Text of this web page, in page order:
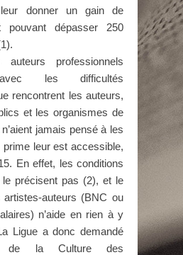
donner un gain de
pouvant dépasser 250
professionnels
les difficultés
rencontrent les auteurs,
et les organismes de
jamais pensé à les
leur est accessible,
En effet, les conditions
le précisent pas (2), et le
auteurs (BNC ou
n’aide en rien à y
Ligue a donc demandé
de la Culture des